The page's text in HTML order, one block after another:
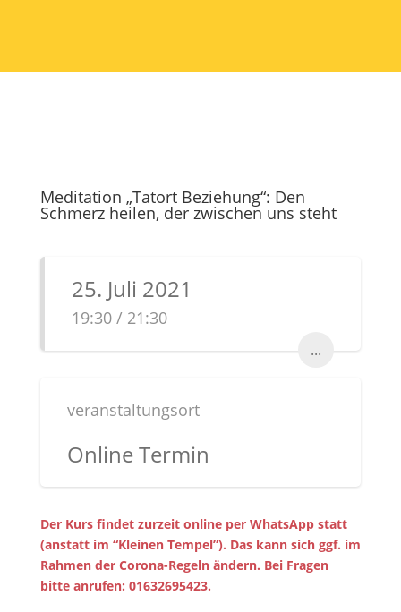
Meditation „Tatort Beziehung“: Den
Schmerz heilen, der zwischen uns steht
25. Juli 2021
19:30 / 21:30
...
veranstaltungsort
Online Termin
Der Kurs findet zurzeit online per WhatsApp statt
(anstatt im “Kleinen Tempel”). Das kann sich ggf. im
Rahmen der Corona-Regeln ändern. Bei Fragen
bitte anrufen: 01632695423.